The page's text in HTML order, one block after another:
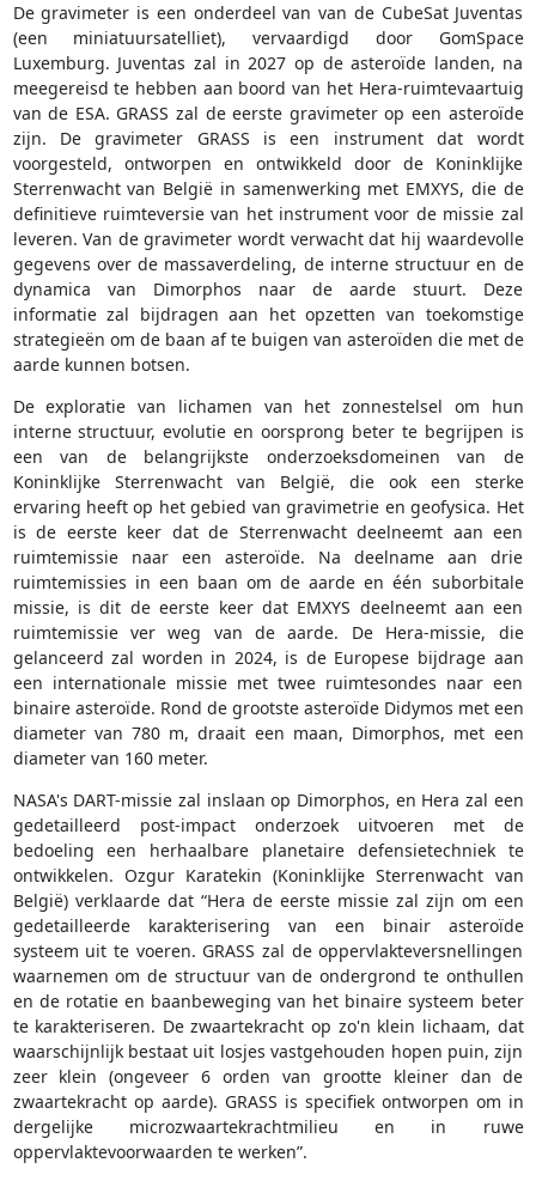
De gravimeter is een onderdeel van van de CubeSat Juventas
(een miniatuursatelliet), vervaardigd door GomSpace
Luxemburg. Juventas zal in 2027 op de asteroïde landen, na
meegereisd te hebben aan boord van het Hera-ruimtevaartuig
van de ESA. GRASS zal de eerste gravimeter op een asteroïde
zijn. De gravimeter GRASS is een instrument dat wordt
voorgesteld, ontworpen en ontwikkeld door de Koninklijke
Sterrenwacht van België in samenwerking met EMXYS, die de
definitieve ruimteversie van het instrument voor de missie zal
leveren. Van de gravimeter wordt verwacht dat hij waardevolle
gegevens over de massaverdeling, de interne structuur en de
dynamica van Dimorphos naar de aarde stuurt. Deze
informatie zal bijdragen aan het opzetten van toekomstige
strategieën om de baan af te buigen van asteroïden die met de
aarde kunnen botsen.
De exploratie van lichamen van het zonnestelsel om hun
interne structuur, evolutie en oorsprong beter te begrijpen is
een van de belangrijkste onderzoeksdomeinen van de
Koninklijke Sterrenwacht van België, die ook een sterke
ervaring heeft op het gebied van gravimetrie en geofysica. Het
is de eerste keer dat de Sterrenwacht deelneemt aan een
ruimtemissie naar een asteroïde. Na deelname aan drie
ruimtemissies in een baan om de aarde en één suborbitale
missie, is dit de eerste keer dat EMXYS deelneemt aan een
ruimtemissie ver weg van de aarde. De Hera-missie, die
gelanceerd zal worden in 2024, is de Europese bijdrage aan
een internationale missie met twee ruimtesondes naar een
binaire asteroïde. Rond de grootste asteroïde Didymos met een
diameter van 780 m, draait een maan, Dimorphos, met een
diameter van 160 meter.
NASA's DART-missie zal inslaan op Dimorphos, en Hera zal een
gedetailleerd post-impact onderzoek uitvoeren met de
bedoeling een herhaalbare planetaire defensietechniek te
ontwikkelen. Ozgur Karatekin (Koninklijke Sterrenwacht van
België) verklaarde dat “Hera de eerste missie zal zijn om een
gedetailleerde karakterisering van een binair asteroïde
systeem uit te voeren. GRASS zal de oppervlakteversnellingen
waarnemen om de structuur van de ondergrond te onthullen
en de rotatie en baanbeweging van het binaire systeem beter
te karakteriseren. De zwaartekracht op zo'n klein lichaam, dat
waarschijnlijk bestaat uit losjes vastgehouden hopen puin, zijn
zeer klein (ongeveer 6 orden van grootte kleiner dan de
zwaartekracht op aarde). GRASS is specifiek ontworpen om in
dergelijke microzwaartekrachtmilieu en in ruwe
oppervlaktevoorwaarden te werken”.